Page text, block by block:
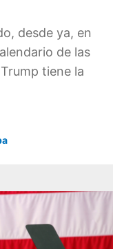
desde ya, en
de las
tiene la